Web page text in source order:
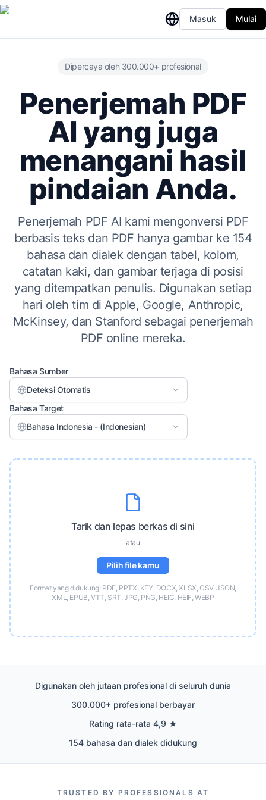
Masuk Mulai
Dipercaya oleh 300.000+ profesional
Penerjemah PDF
AI yang juga
menangani hasil
pindaian Anda.
Penerjemah PDF AI kami mengonversi PDF
berbasis teks dan PDF hanya gambar ke 154
bahasa dan dialek dengan tabel, kolom,
catatan kaki, dan gambar terjaga di posisi
yang ditempatkan penulis. Digunakan setiap
hari oleh tim di Apple, Google, Anthropic,
McKinsey, dan Stanford sebagai penerjemah
PDF online mereka.
Bahasa Sumber
Deteksi Otomatis
Bahasa Target
Bahasa Indonesia - (Indonesian)
Tarik dan lepas berkas di sini
atau
Pilih file kamu
Format yang didukung: PDF, PPTX, KEY, DOCX, XLSX, CSV, JSON,
XML, EPUB, VTT, SRT, JPG, PNG, HEIC, HEIF, WEBP
Digunakan oleh jutaan profesional di seluruh dunia
300.000+ profesional berbayar
Rating rata-rata 4,9 ★
154 bahasa dan dialek didukung
TRUSTED BY PROFESSIONALS AT